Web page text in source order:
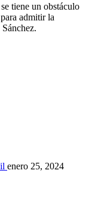
tiene un obstáculo
admitir la
enero 25, 2024